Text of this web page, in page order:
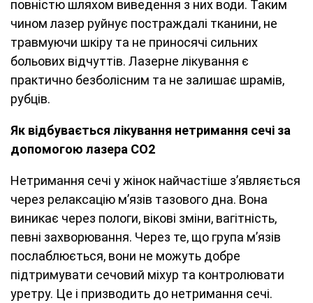
повністю шляхом виведення з них води. Таким
чином лазер руйнує постраждалі тканини, не
травмуючи шкіру та не приносячі сильних
больових відчуттів. Лазерне лікування є
практично безболісним та не залишає шрамів,
рубців.
Як відбувається лікування нетримання сечі за
допомогою лазера CO2
Нетримання сечі у жінок найчастіше з’являється
через релаксацію м’язів тазового дна. Вона
виникає через пологи, вікові зміни, вагітність,
певні захворювання. Через те, що група м’язів
послаблюється, вони не можуть добре
підтримувати сечовий міхур та контролювати
уретру. Це і призводить до нетримання сечі.